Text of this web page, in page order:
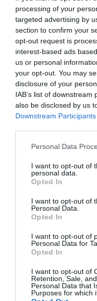
processing of your
targeted advertising by
section to confirm your
opt-out request is
interest-based ads
us or personal
your opt-out. You may
disclosure of your
IAB’s list of
also be disclosed by us
Downstream Participants
Please note that this
not limited to your visit
grant or deny consent
use your data for below
consent section.
Personal Data
I want to opt-out of
personal data.
Opted In
I want to opt-out of
Personal Data.
Opted In
I want to opt-out of
Personal Data for
Opted In
I want to opt-out of
Retention, Sale,
Personal Data that
Purposes for which
ΕΚΠΑΙΔΕΥΣΗ - ΚΑΤΑΡΤΙΣΗ
Ημέρες
ξανα-
24 & 25 Μαΐου
20.05.2024